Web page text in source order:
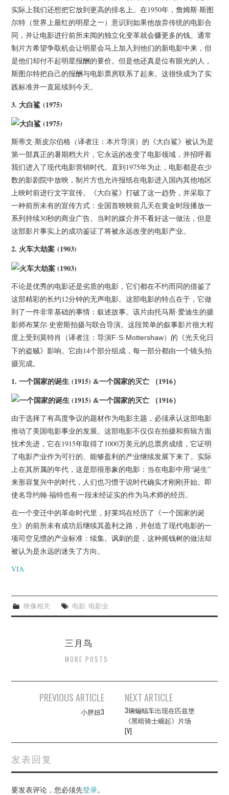
实际上我们还想把它放到更高的排名上。在1950年，詹姆斯·斯图
尔特（世界上最红的明星之一）意识到如果他放弃传统的电影合
同，并让电影进行前所未闻的独立化变革就会赚更多的钱。通常
制片方希望争取机会让明星会马上加入到他们的新电影中来，但
是他们却付不起明星报酬的要价。但是他还真是位有眼光的人，
斯图尔特把自己的报酬与电影票房联系了起来。这很快成为了实
践标准并一直延续到今天。
3. 大白鲨 (1975)
斯蒂文·斯皮尔伯格（译者注：本片导演）的《大白鲨》被认为是
第一部真正的暑期档大片，它永远的改变了电影领域，并招呼着
我们进入了现代电影营销时代。直到1975年为止，电影都是在少
数的影剧院中放映，制片方也允许报纸在电影进入国内其他地区
上映时前进行文字宣传。《大白鲨》打破了这一趋势，并采取了
一种前所未有的宣传方式：全国首映映前几天在黄金时段播放一
系列持续30秒的商业广告。当时的媒介并不看好这一做法，但是
这部影片事实上的成功鉴证了将被永远改变的电影产业。
2.火车大劫案 (1903)
不论是优秀的电影还是劣质的电影，它们都在不约而同的借鉴了
这部精彩的长约12分钟的无声电影。这部电影的特点在于，它做
到了一件非常基础的事情：叙述故事。该片由托马斯·爱迪生的摄
影师布莱尔·史密斯拍摄与联合导演。这段简单的叙事影片很大程
度上受到莫特肖（译者注：导演F·S·Mottershaw） 的《光天化日
下的盗贼》影响。它由14个部分组成，每一部分都由一个镜头拍
摄完成。
1.一个国家的诞生 (1915) &一个国家的灭亡 （1916）
由于选择了有高度争议的题材作为电影主题，必须承认这部电影
推动了美国电影事业的发展。这部电影不仅仅在拍摄和剪辑方面
技术先进，它在1915年取得了1000万美元的总票房成绩，它证明
了电影产业作为可行的、能够盈利的产业继续发展下来了。实际
上在其所属的年代，这是部很形象的电影：当在电影中用“诞生”
来形容复兴中的时代，人们也习惯于说时代确实才刚刚开始。即
使名导约翰·福特也有一段未经证实的作为马术师的经历。
在一个变迁中的革命时代里，好莱坞在经历了《一个国家的诞
生》的前所未有成功后继续其盈利之路，并创造了现代电影的一
项司空见惯的产业标准：续集。讽刺的是，这种摇钱树的做法却
被认为是永远的迷失了方向。
VIA
映像相关 电影, 电影业
三月鸟
MORE POSTS
PREVIOUS ARTICLE
小胖妞3
NEXT ARTICLE
3辆蝙蝠车出现在匹兹堡
《黑暗骑士崛起》片场
[V]
发表回复
要发表评论，您必须先登录。